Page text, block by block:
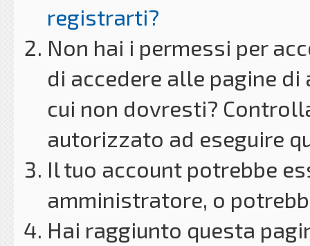
registrarti?
Non hai i permessi per
di accedere alle pagine
cui non dovresti?
autorizzato ad eseguire
Il tuo account potrebbe
amministratore, o
Hai raggiunto questa